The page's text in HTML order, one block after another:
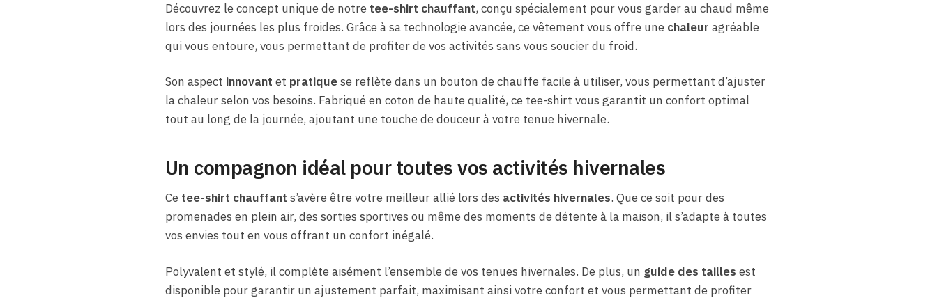
Découvrez le concept unique de notre tee-shirt chauffant, conçu spécialement pour vous garder au chaud même
lors des journées les plus froides. Grâce à sa technologie avancée, ce vêtement vous offre une chaleur agréable
qui vous entoure, vous permettant de profiter de vos activités sans vous soucier du froid.
Son aspect innovant et pratiquese reflète dans un bouton de chauffe facile à utiliser, vous permettant d’ajuster
la chaleur selon vos besoins. Fabriqué en coton de haute qualité, ce tee-shirt vous garantit un confort optimal
tout au long de la journée, ajoutant une touche de douceur à votre tenue hivernale.
Un compagnon idéal pour toutes vos activités hivernales
Ce tee-shirt chauffant s’avère être votre meilleur allié lors des activités hivernales. Que ce soit pour des
promenades en plein air, des sorties sportives ou même des moments de détente à la maison, il s’adapte à toutes
vos envies tout en vous offrant un confort inégalé.
Polyvalent et stylé, il complète aisément l’ensemble de vos tenues hivernales. De plus, un guide des tailles est
disponible pour garantir un ajustement parfait, maximisant ainsi votre confort et vous permettant de profiter